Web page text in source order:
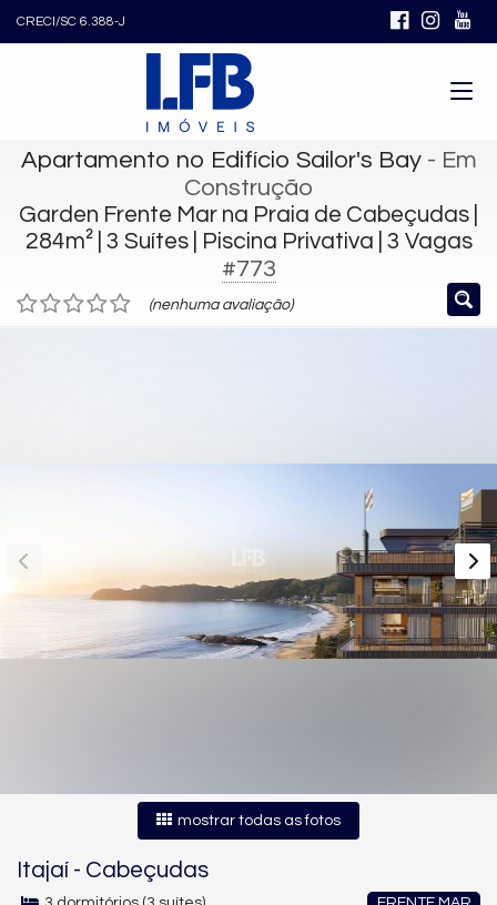
CRECI/SC 6.388-J
Apartamento no Edifício Sailor's Bay- Em
Construção
Garden Frente Mar na Praia de Cabeçudas |
284m² | 3 Suítes | Piscina Privativa | 3 Vagas
#773
(nenhuma avaliação)
mostrar todas as fotos
Itajaí - Cabeçudas